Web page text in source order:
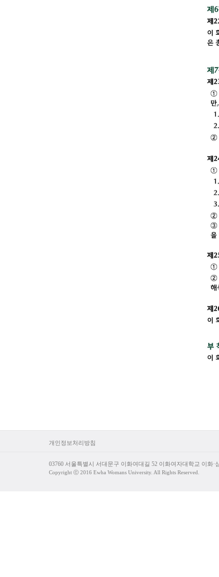
개인정보처리방침
03760 서울특별시 서대문구 이화여대길 52 이화여자대학교 이화
Copyright ⓒ 2016 Ewha Womans University. All Rights Reserved.